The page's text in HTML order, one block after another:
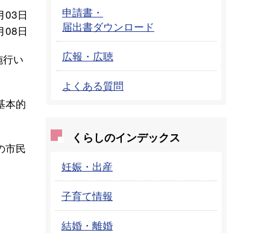
03日
08日
い
本的
市民
申請書・
届出書ダウンロード
広報・広聴
よくある質問
くらしのインデックス
妊娠・出産
子育て情報
結婚・離婚